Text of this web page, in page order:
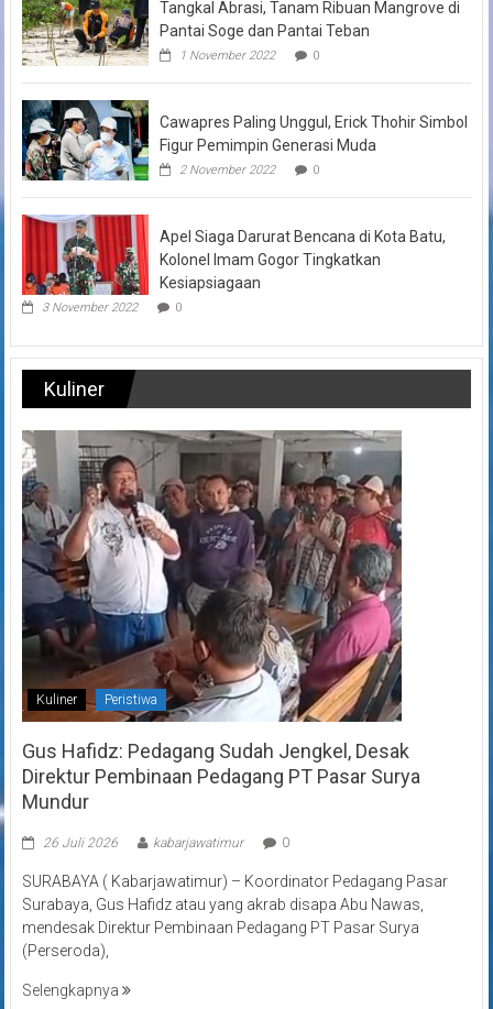
Tangkal Abrasi, Tanam Ribuan Mangrove di
Pantai Soge dan Pantai Teban
1 November 2022 0
Cawapres Paling Unggul, Erick Thohir Simbol
Figur Pemimpin Generasi Muda
2 November 2022 0
Apel Siaga Darurat Bencana di Kota Batu,
Kolonel Imam Gogor Tingkatkan
Kesiapsiagaan
3 November 2022 0
Kuliner
Kuliner Peristiwa
Gus Hafidz: Pedagang Sudah Jengkel, Desak
Direktur Pembinaan Pedagang PT Pasar Surya
Mundur
26 Juli 2026 kabarjawatimur 0
SURABAYA ( Kabarjawatimur) – Koordinator Pedagang Pasar
Surabaya, Gus Hafidz atau yang akrab disapa Abu Nawas,
mendesak Direktur Pembinaan Pedagang PT Pasar Surya
(Perseroda),
Selengkapnya